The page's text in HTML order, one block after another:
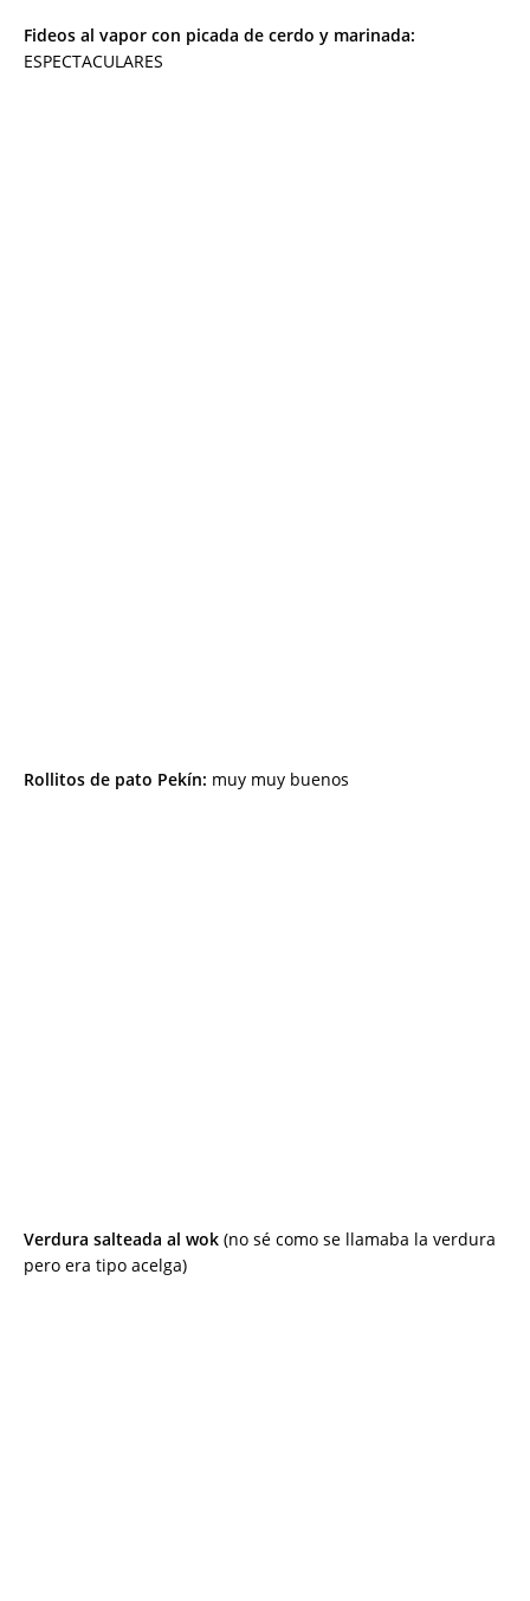
Fideos al vapor con picada de cerdo y marinada:
ESPECTACULARES
Rollitos de pato Pekín: muy muy buenos
Verdura salteada al wok (no sé como se llamaba la verdura
pero era tipo acelga)